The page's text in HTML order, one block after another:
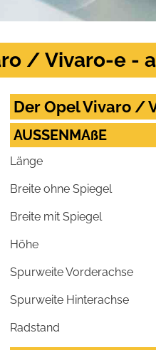
/ Vivaro-e -
Der Opel Vivaro /
AUSSENMAßE
Länge
Breite ohne Spiegel
Breite mit Spiegel
Höhe
Spurweite Vorderachse
Spurweite Hinterachse
Radstand